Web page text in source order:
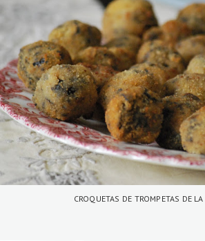
CROQUETAS DE TROMPETAS DE LA